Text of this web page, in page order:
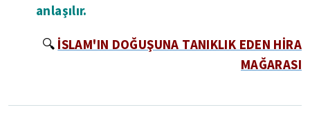
anlaşılır.
🔍 İSLAM'IN DOĞUŞUNA TANIKLIK EDEN HİRA
MAĞARASI